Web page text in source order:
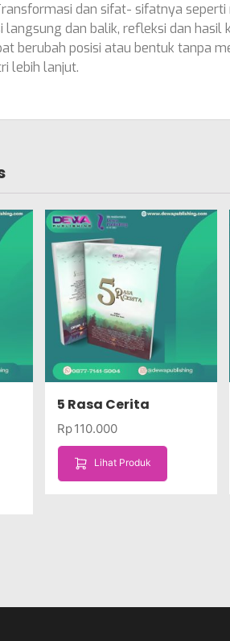
dan sifat- sifatnya
langsung dan balik, refleksi dan
berubah posisi atau bentuk tanpa
lebih lanjut.
5 Rasa Cerita
Rp110.000
Lihat Produk